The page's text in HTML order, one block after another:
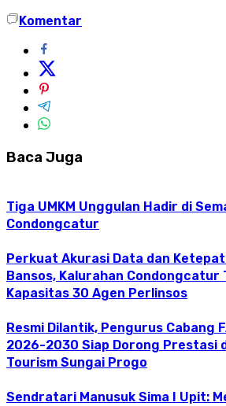
Komentar
Baca Juga
Tiga UMKM Unggulan Hadir di
Condongcatur
Perkuat Akurasi Data dan
Bansos, Kalurahan Condongcatur
Kapasitas 30 Agen Perlinsos
Resmi Dilantik, Pengurus Cabang
2026-2030 Siap Dorong Prestasi
Tourism Sungai Progo
Sendratari Manusuk Sima I Upit: